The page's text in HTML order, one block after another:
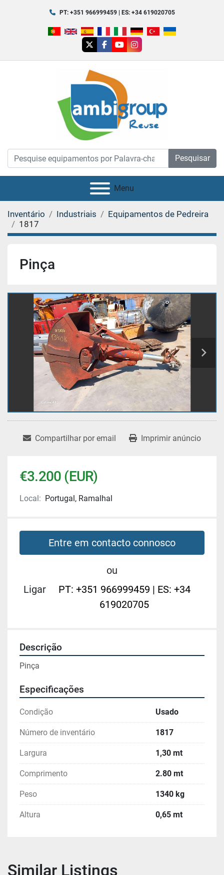
PT: +351 966999459 | ES: +34 619020705
twitterfacebook
youtubeinstagram
Pesquisar
Menu
Inventário Industriais
Equipamentos de Pedreira
1817
Pinça
Compartilhar por email Imprimir anúncio
€3.200 (EUR)
Local: Portugal, Ramalhal
Entre em contacto connosco
ou
Ligar
PT: +351 966999459 | ES: +34
619020705
Descrição
Pinça
Especificações
Condição Usado
Número de inventário 1817
Largura 1,30 mt
Comprimento 2.80 mt
Peso 1340 kg
Altura 0,65 mt
Similar Listings